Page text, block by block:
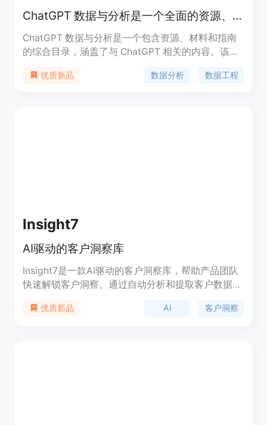
ChatGPT 数据与分析是一个全面的资源、材料和指南目录，旨在帮助您掌握人工智能的艺术。
ChatGPT 数据与分析是一个包含资源、材料和指南
的综合目录，涵盖了与 ChatGPT 相关的内容。该目
提示，可帮助您释放创造力，提高工作效率。提示清
优质新品 数据分析 数据工程
Insight7
AI驱动的客户洞察库
Insight7是一款AI驱动的客户洞察库，帮助产品团队
快速解锁客户洞察。通过自动分析和提取客户数据中
析时间。用户只需上传数据或连接渠道，Insight7的
优质新品 AI 客户洞察